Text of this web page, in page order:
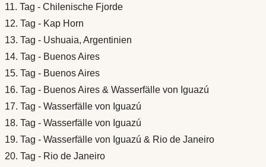
11. Tag - Chilenische Fjorde
12. Tag - Kap Horn
13. Tag - Ushuaia, Argentinien
14. Tag - Buenos Aires
15. Tag - Buenos Aires
16. Tag - Buenos Aires & Wasserfälle von Iguazú
17. Tag - Wasserfälle von Iguazú
18. Tag - Wasserfälle von Iguazú
19. Tag - Wasserfälle von Iguazú & Rio de Janeiro
20. Tag - Rio de Janeiro